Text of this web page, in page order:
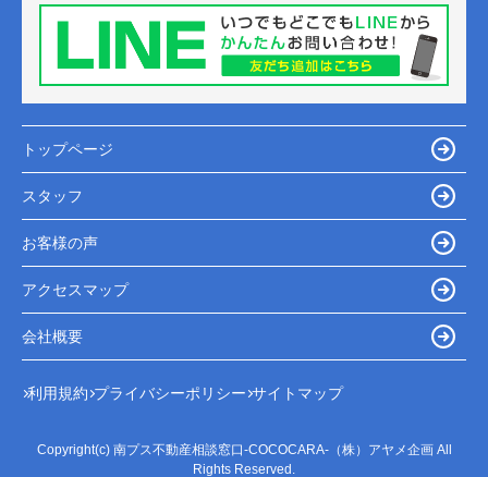
トップページ
スタッフ
お客様の声
アクセスマップ
会社概要
利用規約 プライバシーポリシー サイトマップ
Copyright(c) 南プス不動産相談窓口-COCOCARA-（株）アヤメ企画 All
Rights Reserved.